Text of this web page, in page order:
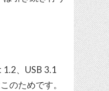
、USB 3.1
のためです。